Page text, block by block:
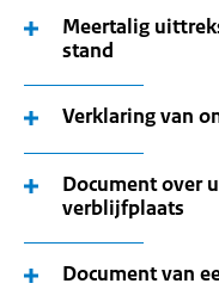
Meertalig
stand
Verklaring van
Document over
verblijfplaats
Document van